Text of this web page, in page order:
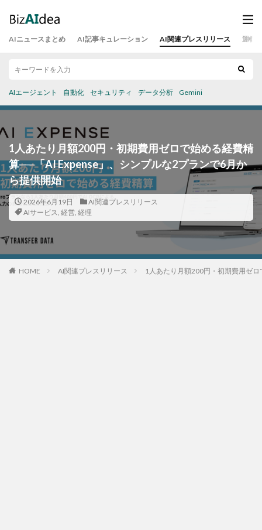
AIニュースまとめ AI記事キュレーション AI関連プレスリリース 運営
AIエージェント 自動化 セキュリティ データ分析 Gemini
1人あたり月額200円・初期費用ゼロで始める経費精
算──「AI Expense」、シンプルな2プランで6月か
ら提供開始
2026年6月19日
AI関連プレスリリース
AIサービス, 経営, 経理
HOME AI関連プレスリリース 1人あたり月額200円・初期費用ゼ